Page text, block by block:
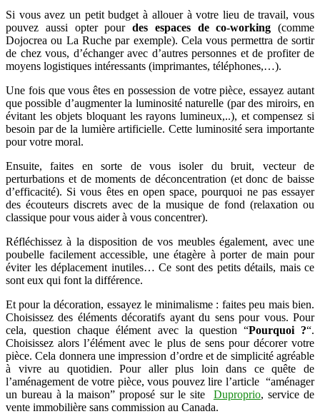
Si vous avez un petit budget à allouer à votre lieu de travail, vous
pouvez aussi opter pour des espaces de co-working (comme
Dojocrea ou La Ruche par exemple). Cela vous permettra de sortir
de chez vous, d’échanger avec d’autres personnes et de profiter de
moyens logistiques intéressants (imprimantes, téléphones,…).
Une fois que vous êtes en possession de votre pièce, essayez autant
que possible d’augmenter la luminosité naturelle (par des miroirs, en
évitant les objets bloquant les rayons lumineux,..), et compensez si
besoin par de la lumière artificielle. Cette luminosité sera importante
pour votre moral.
Ensuite, faites en sorte de vous isoler du bruit, vecteur de
perturbations et de moments de déconcentration (et donc de baisse
d’efficacité). Si vous êtes en open space, pourquoi ne pas essayer
des écouteurs discrets avec de la musique de fond (relaxation ou
classique pour vous aider à vous concentrer).
Réfléchissez à la disposition de vos meubles également, avec une
poubelle facilement accessible, une étagère à porter de main pour
éviter les déplacement inutiles… Ce sont des petits détails, mais ce
sont eux qui font la différence.
Et pour la décoration, essayez le minimalisme : faites peu mais bien.
Choisissez des éléments décoratifs ayant du sens pour vous. Pour
cela, question chaque élément avec la question “Pourquoi ?“.
Choisissez alors l’élément avec le plus de sens pour décorer votre
pièce. Cela donnera une impression d’ordre et de simplicité agréable
à vivre au quotidien. Pour aller plus loin dans ce quête de
l’aménagement de votre pièce, vous pouvez lire l’article “aménager
un bureau à la maison” proposé sur le site Duproprio, service de
vente immobilière sans commission au Canada.